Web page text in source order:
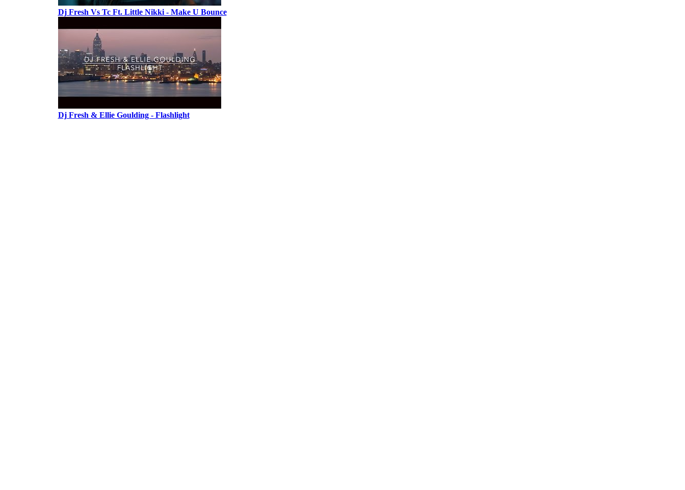
Dj Fresh Vs Tc Ft. Little Nikki - Make U Bounce
Dj Fresh & Ellie Goulding - Flashlight